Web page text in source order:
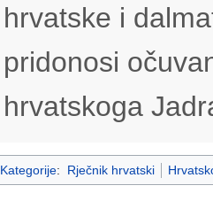
hrvatske i
pridonosi
hrvatskoga
Kategorije: Rječnik hrvatski